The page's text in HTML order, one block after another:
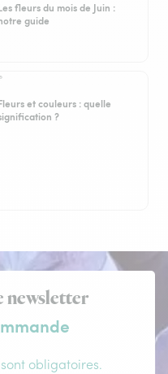
fleurs du mois de Juin :
guide
et couleurs : quelle
?
newsletter
obligatoires.